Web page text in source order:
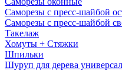
Саморезы с пресс-шайбой
Саморезы с пресс-шайбой
Такелаж
Хомуты + Стяжки
Шпильки
Шуруп для дерева